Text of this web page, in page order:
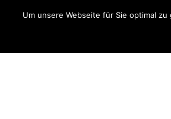
Um unsere Webseite für Sie optimal